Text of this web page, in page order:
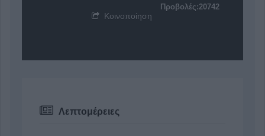
Προβολές:20742
Κοινοποίηση
Λεπτομέρειες